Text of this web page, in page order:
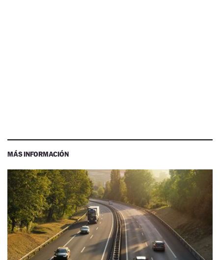
MÁS INFORMACIÓN